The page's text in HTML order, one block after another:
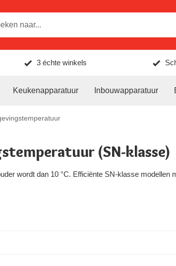
3 échte winkels
Keukenapparatuur Inbouwapparatuur
(SN-klasse)
wordt dan 10 °C. Efficiënte SN-klasse modellen